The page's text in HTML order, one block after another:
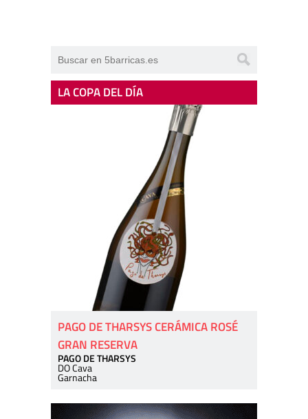
LA COPA DEL DÍA
PAGO DE THARSYS CERÁMICA ROSÉ
GRAN RESERVA
PAGO DE THARSYS
DO Cava
Garnacha